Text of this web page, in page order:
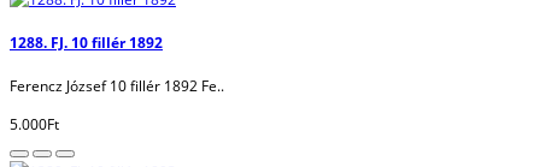
1288. FJ. 10 fillér 1892
Ferencz József 10 fillér 1892 Fe..
5.000Ft